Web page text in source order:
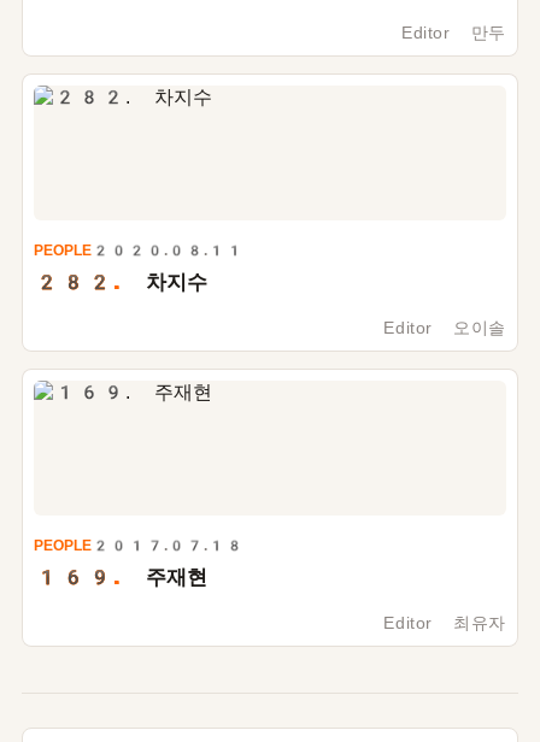
Editor 만두
PEOPLE 2020.08.11
282. 차지수
Editor 오이솔
PEOPLE 2017.07.18
169. 주재현
Editor 최유자